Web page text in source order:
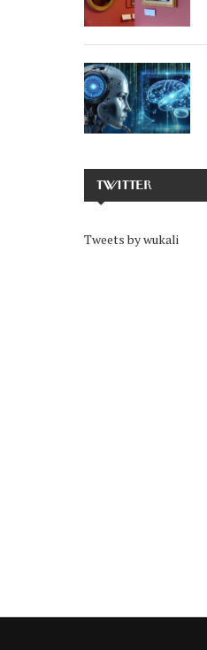
TWITTER
Tweets by wukali